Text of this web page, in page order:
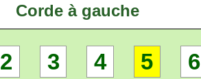
Corde à gauche
2 3 4 5 6